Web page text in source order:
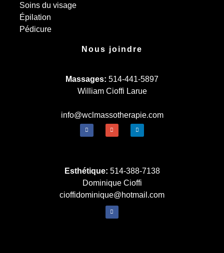
Soins du visage
Épilation
Pédicure
Nous joindre
Massages: 514-441-5897
William Cioffi Larue
info@wclmassotherapie.com
Esthétique: 514-388-7138
Dominique Cioffi
cioffidominique@hotmail.com